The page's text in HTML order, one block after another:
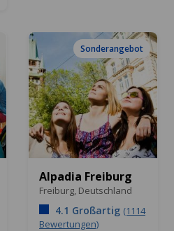
Sonderangebot
Alpadia Freiburg
Freiburg, Deutschland
4.1 Großartig (1114
Bewertungen)